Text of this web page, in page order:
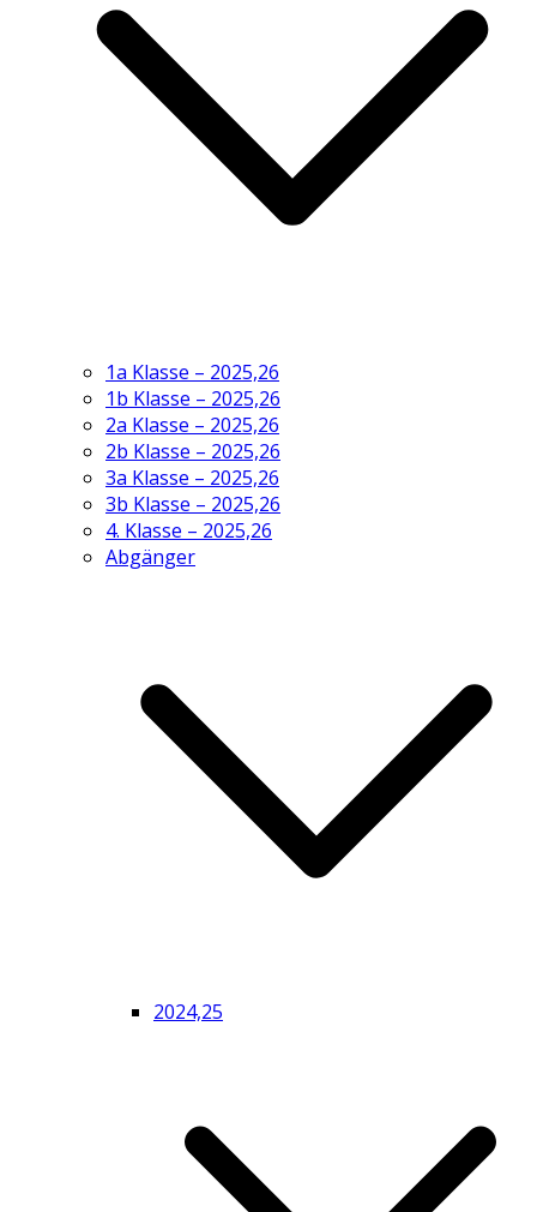
1a Klasse – 2025,26
1b Klasse – 2025,26
2a Klasse – 2025,26
2b Klasse – 2025,26
3a Klasse – 2025,26
3b Klasse – 2025,26
4. Klasse – 2025,26
Abgänger
2024,25